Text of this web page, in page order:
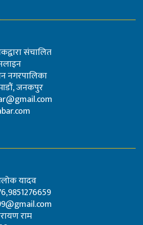
संचालित
नगरपालिका
जनकपुर
यादव
राम